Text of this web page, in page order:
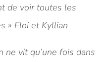
de voir toutes les
» Eloi et Kyllian
ne vit qu’une fois dans